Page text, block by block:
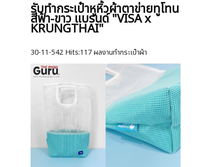
รับทำกระเป๋าหูหิ้วผ้าตาข่ายทูโทน
สีฟ้า-ขาว แบรนด์ "VISA x
KRUNGTHAI"
30-11-542 Hits:117 ผลงานทำกระเป๋าผ้า